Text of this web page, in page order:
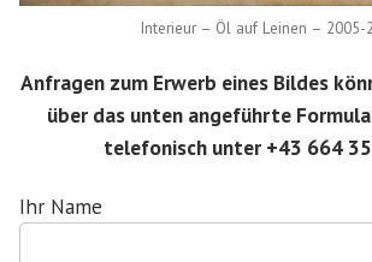
Interieur – Öl auf Leinen – 2005-
Anfragen zum Erwerb eines Bildes
über das unten angeführte
telefonisch unter +43 664
Ihr Name